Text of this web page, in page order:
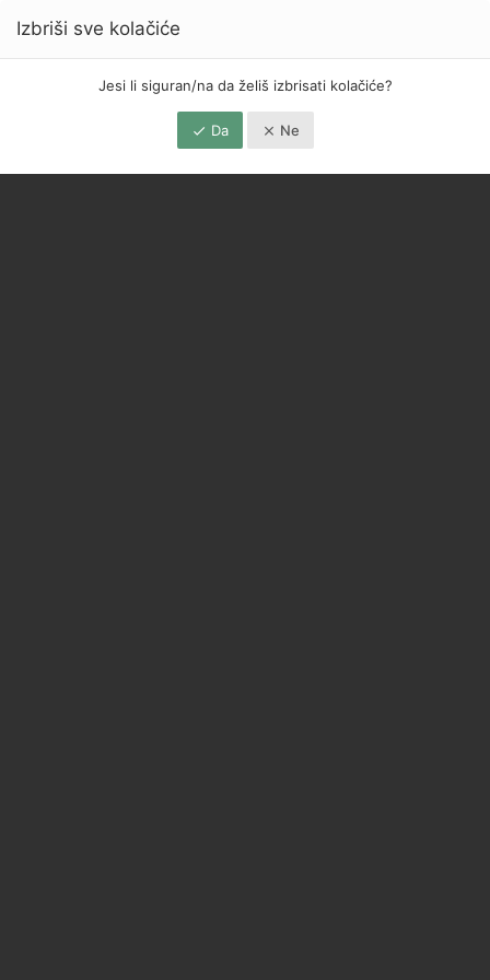
Izbriši sve kolačiće
Jesi li siguran/na da želiš izbrisati kolačiće?
Da Ne